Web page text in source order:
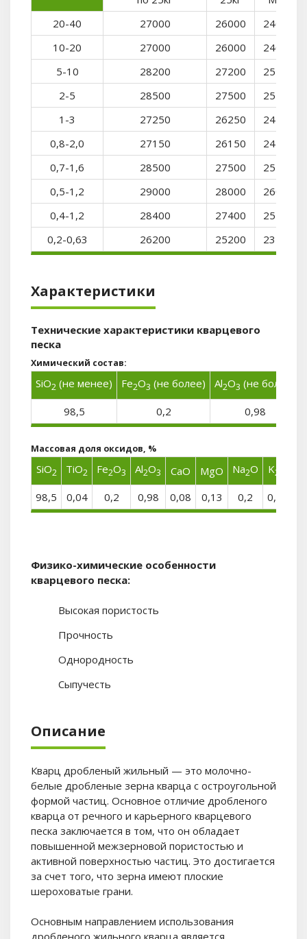
20-40
27000 26000
24000
10-20
27000 26000
24000
5-10
28200 27200
25200
2-5
28500 27500
25500
1-3
27250 26250
24250
0,8-2,0
27150 26150
24150
0,7-1,6
28500 27500
25500
0,5-1,2
29000 28000
26000
0,4-1,2
28400 27400
25400
0,2-0,63
26200 25200 23200
Характеристики
Технические характеристики кварцевого
песка
Химический состав:
SiO2 (не менее) Fe2O3 (не более) Al2O3 (не более)
98,5
0,2 0,98
Массовая доля оксидов, %
SiO2 TiO2 Fe2O3 Al2O3 CaO MgO Na2O K2
98,5
0,04 0,2 0,98 0,08 0,13 0,2 0,44
Физико-химические особенности
кварцевого песка:
Высокая пористость
Прочность
Однородность
Сыпучесть
Описание
Кварц дробленый жильный — это молочно-
белые дробленые зерна кварца с остроугольной
формой частиц. Основное отличие дробленого
кварца от речного и карьерного кварцевого
песка заключается в том, что он обладает
повышенной межзерновой пористостью и
активной поверхностью частиц. Это достигается
за счет того, что зерна имеют плоские
шероховатые грани.
Основным направлением использования
дробленого жильного кварца является